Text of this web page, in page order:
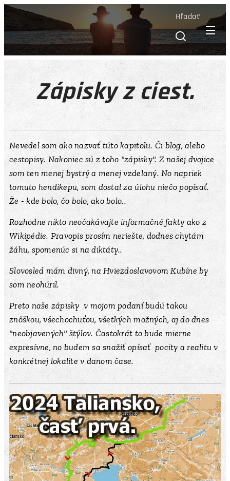
Hľadať
Zápisky z ciest.
Nevedel som ako nazvať túto kapitolu. Či blog, alebo
cestopisy. Nakoniec sú z toho "zápisky". Z našej dvojice
som ten menej bystrý a menej vzdelaný. No napriek
tomuto hendikepu, som dostal za úlohu niečo popísať.
Že - kde bolo, čo bolo, ako bolo..
Rozhodne nikto neočakávajte informačné fakty ako z
Wikipédie. Pravopis prosím neriešte, dodnes chytám
žáhu, spomenúc si na diktáty..
Slovosled mám divný, na Hviezdoslavovom Kubíne by
som neohúril.
Preto naše zápisky v mojom podaní budú takou
znôškou, všechochuťou, všetkých možných, aj do dnes
"neobjavených" štýlov. Častokrát to bude mierne
expresívne, no budem sa snažiť opísať pocity a realitu v
konkrétnej lokalite v danom čase.